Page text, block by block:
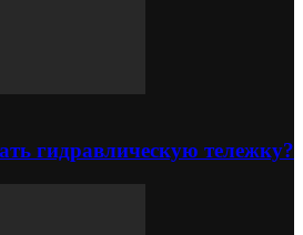
гидравлическую тележку?